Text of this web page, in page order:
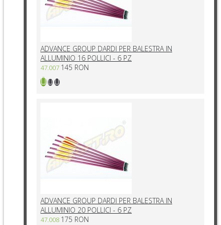
ADVANCE GROUP DARDI PER BALESTRA IN
ALLUMINIO 16 POLLICI - 6 PZ
47.007 145 RON
ADVANCE GROUP DARDI PER BALESTRA IN
ALLUMINIO 20 POLLICI - 6 PZ
47.008 175 RON